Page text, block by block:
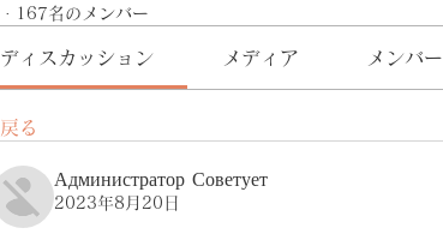
· 167名のメンバー
ディスカッション メディア メンバー
戻る
Администратор Советует
2023年8月20日